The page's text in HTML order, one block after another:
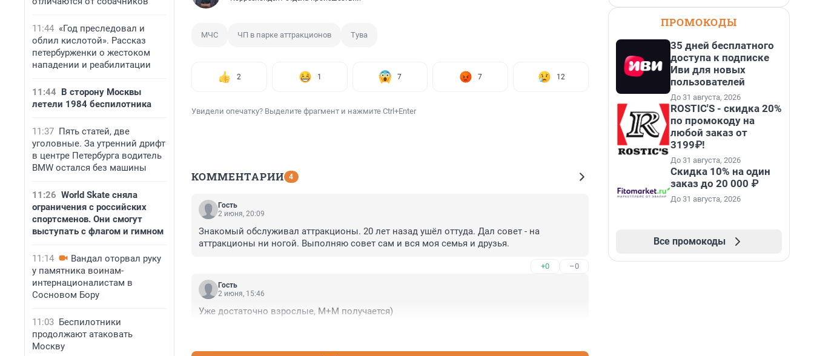
11:44 «Год преследовал и
облил кислотой». Рассказ
петербурженки о жестоком
нападении и реабилитации
11:44 В сторону Москвы
летели 1984 беспилотника
11:37 Пять статей, две
уголовные. За утренний дрифт
в центре Петербурга водитель
BMW остался без машины
11:26 World Skate сняла
ограничения с российских
спортсменов. Они смогут
выступать с флагом и гимном
11:14
Вандал оторвал руку
у памятника воинам-
интернационалистам в
Сосновом Бору
11:03 Беспилотники
продолжают атаковать
Москву
МЧС ЧП в парке аттракционов Тува
2 1 7 7 12
Увидели опечатку? Выделите фрагмент и нажмите Ctrl+Enter
КОММЕНТАРИИ 4
Гость
2 июня, 20:09
Знакомый обслуживал аттракционы. 20 лет назад ушёл оттуда. Дал совет - на
аттракционы ни ногой. Выполняю совет сам и вся моя семья и друзья.
+0 –0
Гость
2 июня, 15:46
Уже достаточно взрослые, М+М получается)
ПРОМОКОДЫ
35 дней бесплатного
доступа к подписке
Иви для новых
пользователей
До 31 августа, 2026
ROSTIC'S - скидка 20%
по промокоду на
любой заказ от
3199₽!
До 31 августа, 2026
Скидка 10% на один
заказ до 20 000 ₽
До 31 августа, 2026
Все промокоды